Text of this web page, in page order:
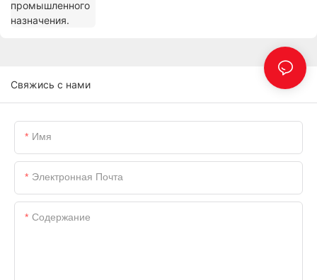
Свяжись с нами
Имя
Электронная Почта
Содержание